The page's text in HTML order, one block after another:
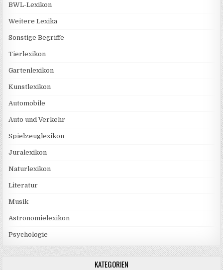
BWL-Lexikon
Weitere Lexika
Sonstige Begriffe
Tierlexikon
Gartenlexikon
Kunstlexikon
Automobile
Auto und Verkehr
Spielzeuglexikon
Juralexikon
Naturlexikon
Literatur
Musik
Astronomielexikon
Psychologie
KATEGORIEN